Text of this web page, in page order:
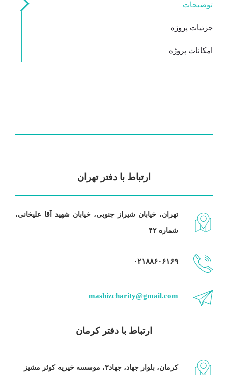
توضیحات
جزئیات پروژه
امکانات پروژه
ارتباط با دفتر تهران
تهران، خیابان شیراز جنوبی، خیابان شهید آقا علیخانی،
شماره ۴۲
۰۲۱۸۸۶۰۶۱۶۹
mashizcharity@gmail.com
ارتباط با دفتر کرمان
کرمان، بلوار جهاد، جهاد۳، موسسه خیریه کوثر مشیز